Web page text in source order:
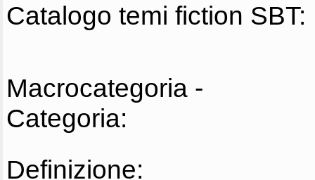
Catalogo temi fiction SBT:
Macrocategoria -
Categoria:
Definizione: